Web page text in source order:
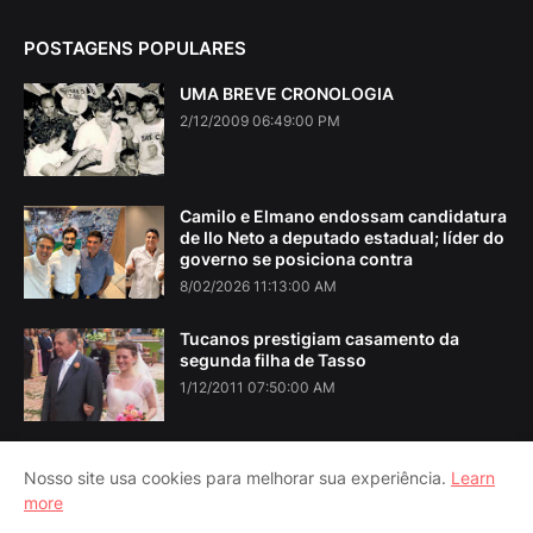
POSTAGENS POPULARES
UMA BREVE CRONOLOGIA
2/12/2009 06:49:00 PM
Camilo e Elmano endossam candidatura
de Ilo Neto a deputado estadual; líder do
governo se posiciona contra
8/02/2026 11:13:00 AM
Tucanos prestigiam casamento da
segunda filha de Tasso
1/12/2011 07:50:00 AM
Nosso site usa cookies para melhorar sua experiência. Learn
more